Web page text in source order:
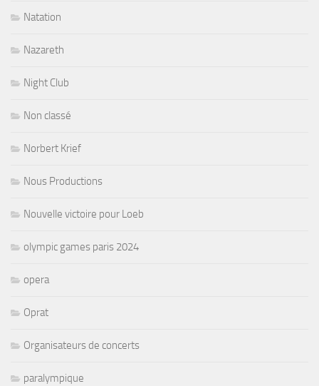
Natation
Nazareth
Night Club
Non classé
Norbert Krief
Nous Productions
Nouvelle victoire pour Loeb
olympic games paris 2024
opera
Oprat
Organisateurs de concerts
paralympique